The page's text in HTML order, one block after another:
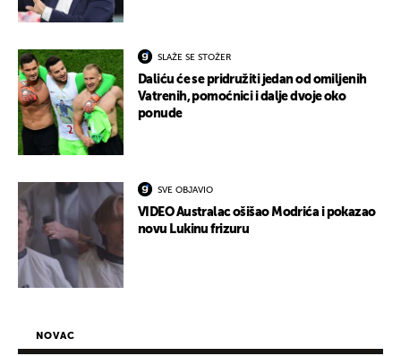
SLAŽE SE STOŽER
Daliću će se pridružiti jedan od omiljenih
Vatrenih, pomoćnici i dalje dvoje oko
ponude
SVE OBJAVIO
VIDEO Australac ošišao Modrića i pokazao
novu Lukinu frizuru
NOVAC